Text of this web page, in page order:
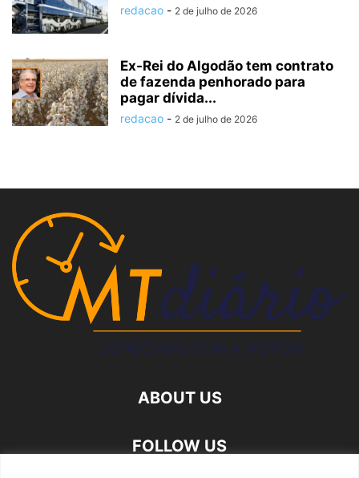
redacao - 2 de julho de 2026
Ex-Rei do Algodão tem contrato
de fazenda penhorado para
pagar dívida...
redacao - 2 de julho de 2026
ABOUT US
FOLLOW US